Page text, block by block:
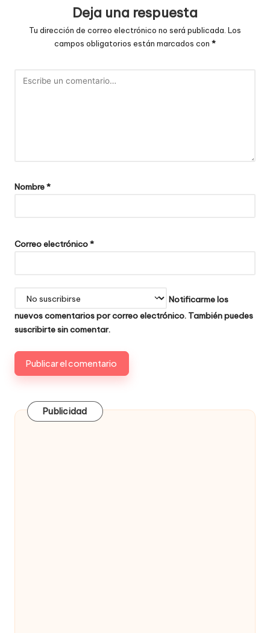
Deja una respuesta
Tu dirección de correo electrónico no será publicada. Los
campos obligatorios están marcados con *
Nombre*
Correo electrónico*
Notificarme los
nuevos comentarios por correo electrónico. También puedes
suscribirtesin comentar.
Publicidad